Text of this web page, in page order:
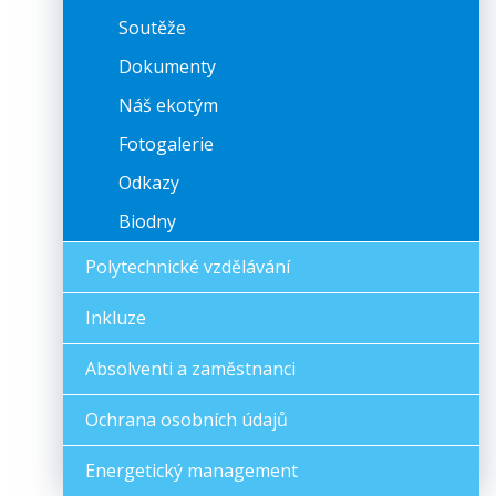
Soutěže
Dokumenty
Náš ekotým
Fotogalerie
Odkazy
Biodny
Polytechnické vzdělávání
Inkluze
Absolventi a zaměstnanci
Ochrana osobních údajů
Energetický management